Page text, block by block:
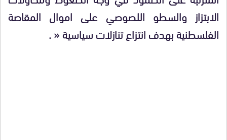
الابتزاز والسطو اللصوصي على اموال المقاصة
الفلسطنية بهدف انتزاع تنازلات سياسية« .